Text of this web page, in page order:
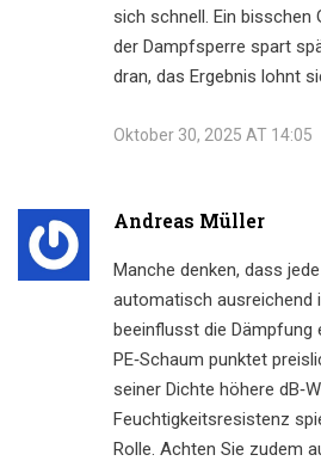
sich schnell. Ein bisschen
der Dampfsperre spart
dran, das Ergebnis lohnt
Oktober 30, 2025 AT 14:05
Andreas Müller
Manche denken, dass
automatisch ausreichend
beeinflusst die Dämpfung
PE‑Schaum punktet
seiner Dichte höhere
Feuchtigkeitsresistenz
Rolle. Achten Sie zudem